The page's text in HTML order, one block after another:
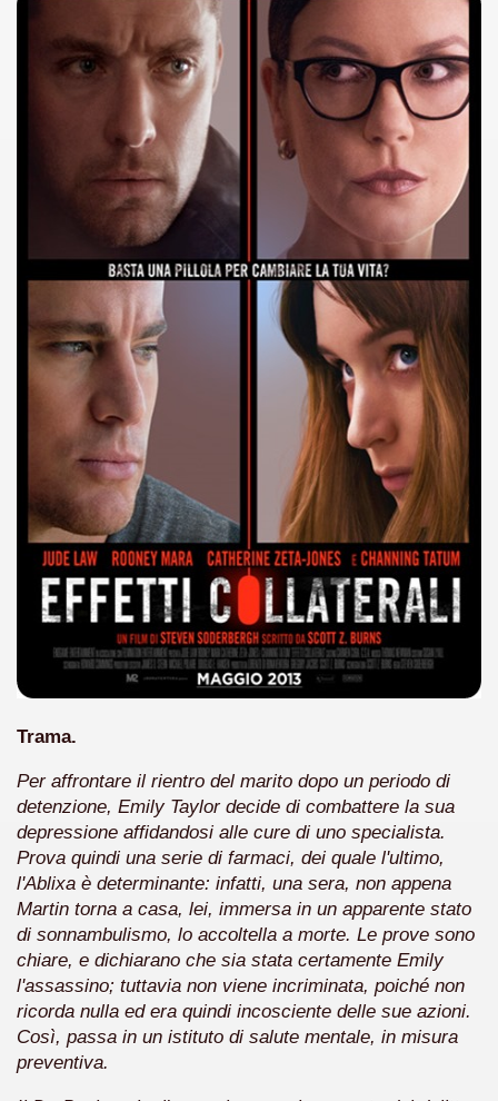
Trama.
Per affrontare il rientro del marito dopo un periodo di
detenzione, Emily Taylor decide di combattere la sua
depressione affidandosi alle cure di uno specialista.
Prova quindi una serie di farmaci, dei quale l'ultimo,
l'Ablixa è determinante: infatti, una sera, non appena
Martin torna a casa, lei, immersa in un apparente stato
di sonnambulismo, lo accoltella a morte. Le prove sono
chiare, e dichiarano che sia stata certamente Emily
l'assassino; tuttavia non viene incriminata, poiché non
ricorda nulla ed era quindi incosciente delle sue azioni.
Così, passa in un istituto di salute mentale, in misura
preventiva.
minacce e la vita sotto scorta.
e nel sogno di dominio della camorra.
40 milioni di insetti appositamente allevati.
nella cultura contemporanea.
Dark Secret – Rhapsody of Fire.
Se Ti Piacciono nel mese di Luglio 2013.
e suspense a cui fa da sfondo il retroscena della
e suspense a cui fa da sfondo il retroscena della
Se Ti Piacciono nel mese di Settembre 2013.
Se Ti Piacciono nel mese di Dicembre 2013.
Scorsese
mondo migliore.
David Lynch
classico
un esempio di film noir moderno
troppo parziale.
è riuscito a tenere alto il proprio nome, è anche
nella storia del cinema